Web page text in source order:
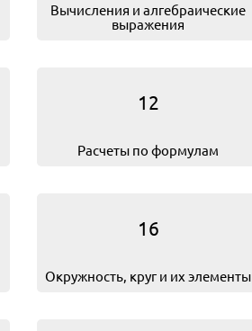
Вычисления и алгебраические
выражения
12
Расчеты по формулам
16
Окружность, круг и их элементы